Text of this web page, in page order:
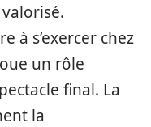
à s’exercer chez
un rôle
final. La
la